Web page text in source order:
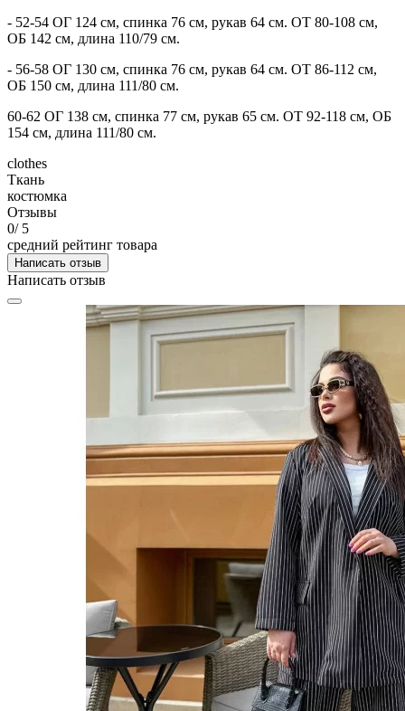
- 52-54 ОГ 124 см, спинка 76 см, рукав 64 см. ОТ 80-108 см,
ОБ 142 см, длина 110/79 см.
- 56-58 ОГ 130 см, спинка 76 см, рукав 64 см. ОТ 86-112 см,
ОБ 150 см, длина 111/80 см.
60-62 ОГ 138 см, спинка 77 см, рукав 65 см. ОТ 92-118 см, ОБ
154 см, длина 111/80 см.
clothes
Ткань
костюмка
Отзывы
0/ 5
средний рейтинг товара
Написать отзыв
Написать отзыв